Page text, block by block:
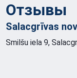
Отзывы
Salacgrīvas
Smilšu iela 9,